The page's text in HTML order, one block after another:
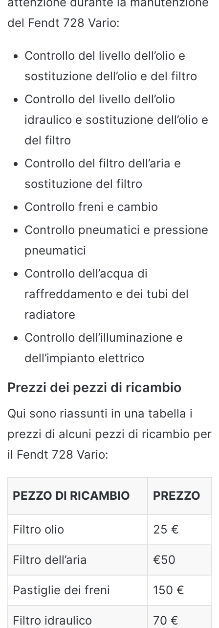
del Fendt 728 Vario:
Controllo del livello dell’olio e
sostituzione dell’olio e del filtro
Controllo del livello dell’olio
idraulico e sostituzione dell’olio e
del filtro
Controllo del filtro dell’aria e
sostituzione del filtro
Controllo freni e cambio
Controllo pneumatici e pressione
pneumatici
Controllo dell’acqua di
raffreddamento e dei tubi del
radiatore
Controllo dell’illuminazione e
dell’impianto elettrico
Prezzi dei pezzi di ricambio
Qui sono riassunti in una tabella i
prezzi di alcuni pezzi di ricambio per
il Fendt 728 Vario:
PEZZO DI RICAMBIO PREZZO
Filtro olio 25 €
Filtro dell’aria €50
Pastiglie dei freni 150 €
Filtro idraulico 70 €